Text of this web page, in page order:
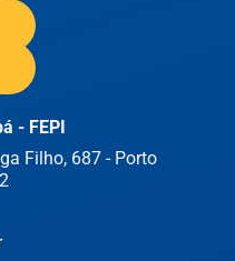
- FEPI
Filho, 687 - Porto